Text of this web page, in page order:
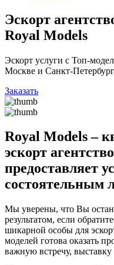
Эскорт
Royal Models
Эскорт услуги с Топ-
Москве и Санкт-
Заказать
Royal Models –
эскорт
предоставляет
состоятельным
Мы уверены, что Вы
результатом, если
шикарной особы для
моделей готова оказать
важную встречу,